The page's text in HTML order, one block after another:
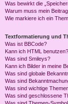
Was bewirkt die
Warum muss mein
Wie markiere ich ein
Textformatierung und
Was ist BBCode?
Kann ich HTML benutzen?
Was sind Smileys?
Kann ich Bilder in meine
Was sind globale
Was sind
Was sind wichtige
Was sind geschlossene